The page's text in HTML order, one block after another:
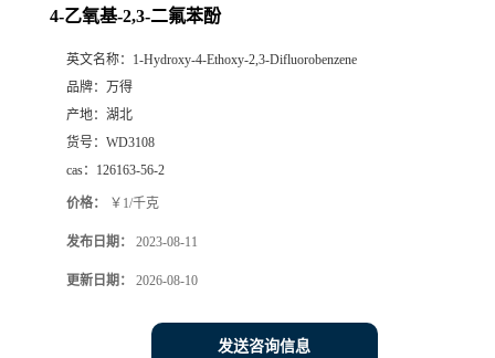
4-乙氧基-2,3-二氟苯酚
英文名称： 1-Hydroxy-4-Ethoxy-2,3-Difluorobenzene
品牌： 万得
产地： 湖北
货号： WD3108
cas： 126163-56-2
价格： ￥1/千克
发布日期： 2023-08-11
更新日期： 2026-08-10
发送咨询信息